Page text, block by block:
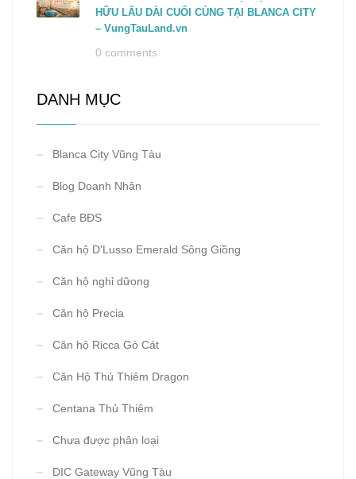
HỮU LÂU DÀI CUỐI CÙNG TẠI BLANCA CITY
– VungTauLand.vn
0 comments
DANH MỤC
Blanca City Vũng Tàu
Blog Doanh Nhân
Cafe BĐS
Căn hộ D'Lusso Emerald Sông Giồng
Căn hộ nghỉ dữong
Căn hộ Precia
Căn hộ Ricca Gò Cát
Căn Hộ Thủ Thiêm Dragon
Centana Thủ Thiêm
Chưa được phân loại
DIC Gateway Vũng Tàu